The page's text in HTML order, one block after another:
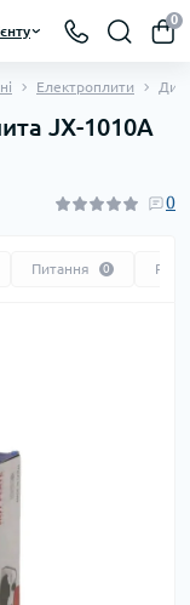
0
Електроплити
JX-1010A
0
Питання 0